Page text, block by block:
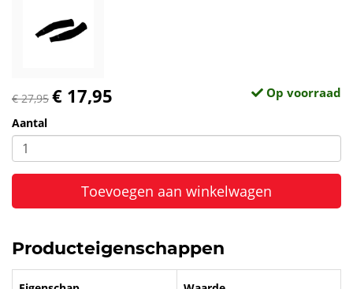
€ 27,95 € 17,95 Op voorraad
Aantal
Toevoegen aan winkelwagen
Producteigenschappen